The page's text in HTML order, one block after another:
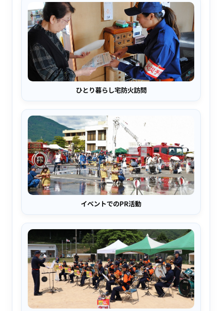
ひとり暮らし宅防火訪問
イベントでのPR活動